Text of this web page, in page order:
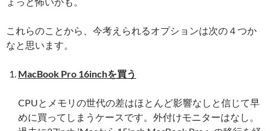
これらのことから、今考えられるオプションは次の４つか
なと思います。
MacBook Pro 16inchを買う
CPUとメモリの世代の差はほとんど影響なしと信じて早
めに買ってしまうケースです。外付けモニターはなし。